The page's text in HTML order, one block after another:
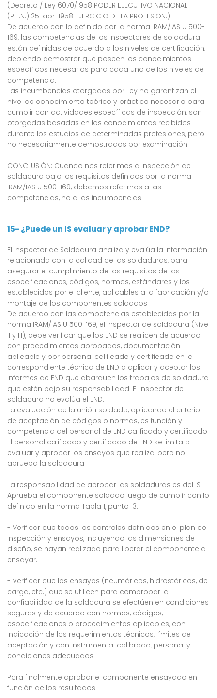
(Decreto / Ley 6070/1958 PODER EJECUTIVO NACIONAL
(P.E.N.) 25-abr-1958 EJERCICIO DE LA PROFESION.)
De acuerdo con lo definido por la norma IRAM/IAS U 500-
169, las competencias de los inspectores de soldadura
están definidas de acuerdo a los niveles de certificación,
debiendo demostrar que poseen los conocimientos
específicos necesarios para cada uno de los niveles de
competencia.
Las incumbencias otorgadas por Ley no garantizan el
nivel de conocimiento teórico y práctico necesario para
cumplir con actividades específicas de inspección, son
otorgadas basadas en los conocimientos recibidos
durante los estudios de determinadas profesiones, pero
no necesariamente demostrados por examinación.
CONCLUSIÓN: Cuando nos referimos a inspección de
soldadura bajo los requisitos definidos por la norma
IRAM/IAS U 500-169, debemos referirnos a las
competencias, no a las incumbencias.
15- ¿Puede un IS evaluar y aprobar END?
El Inspector de Soldadura analiza y evalúa la información
relacionada con la calidad de las soldaduras, para
asegurar el cumplimiento de los requisitos de las
especificaciones, códigos, normas, estándares y los
establecidos por el cliente, aplicables a la fabricación y/o
montaje de los componentes soldados.
De acuerdo con las competencias establecidas por la
norma IRAM/IAS U 500-169, el Inspector de soldadura (Nivel
II y III), debe verificar que los END se realicen de acuerdo
con procedimientos aprobados, documentación
aplicable y por personal calificado y certificado en la
correspondiente técnica de END a aplicar y aceptar los
informes de END que abarquen los trabajos de soldadura
que estén bajo su responsabilidad. El inspector de
soldadura no evalúa el END.
La evaluación de la unión soldada, aplicando el criterio
de aceptación de códigos o normas, es función y
competencia del personal de END calificado y certificado.
El personal calificado y certificado de END se limita a
evaluar y aprobar los ensayos que realiza, pero no
aprueba la soldadura.
La responsabilidad de aprobar las soldaduras es del IS.
Aprueba el componente soldado luego de cumplir con lo
definido en la norma Tabla 1, punto 13:
- Verificar que todos los controles definidos en el plan de
inspección y ensayos, incluyendo las dimensiones de
diseño, se hayan realizado para liberar el componente a
ensayar.
- Verificar que los ensayos (neumáticos, hidrostáticos, de
carga, etc.) que se utilicen para comprobar la
confiabilidad de la soldadura se efectúen en condiciones
seguras y de acuerdo con normas, códigos,
especificaciones o procedimientos aplicables, con
indicación de los requerimientos técnicos, límites de
aceptación y con instrumental calibrado, personal y
condiciones adecuados.
Para finalmente aprobar el componente ensayado en
función de los resultados.